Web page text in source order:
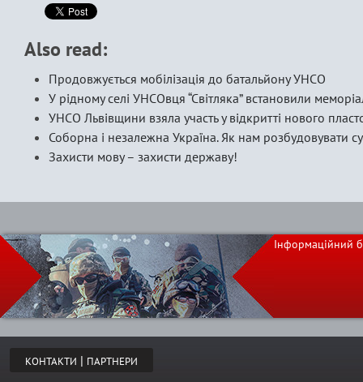
Also read:
Продовжується мобілізація до батальйону УНСО
У рідному селі УНСОвця “Світляка” встановили
УНСО Львівщини взяла участь у відкритті нового
Соборна і незалежна Україна. Як нам розбудовувати
Захисти мову – захисти державу!
Інформаційний
КОНТАКТИ | ПАРТНЕРИ